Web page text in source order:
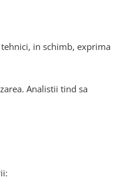
in schimb, exprima
Analistii tind sa